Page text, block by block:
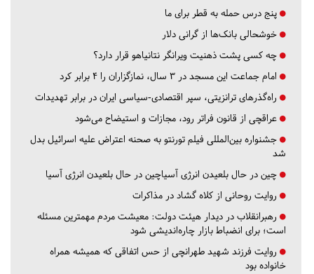
پنج درس‌ حمله به قطر برای ما
خوشحالی بانک‌ها از گرانی دلار
چه کسی پشت ذهنیت ویرانگر نتانیاهو قرار دارد؟
امام جماعت این مسجد در ۳ سال، نمازگزاران را ۴ برابر کرد
راه‌گذرهای ترانزیتی، سپر اقتصادی-سیاسی ایران در برابر تهدیدات
عراقچی از قانون فراتر رود، مجازات و استیضاح می‌شود
جشنواره بین‌المللی فیلم تورنتو به صحنه اعتراض علیه اسرائیل بدل
شد
چین در حال بلعیدن انرژی آسیاچین در حال بلعیدن انرژی آسیا
روایت روحانی از کلاه گشاد در مذاکرات
رهبرانقلاب در دیدار هیئت دولت: معیشت مردم مهمترین مسئله
است؛ برای انضباط بازار چاره‌اندیشی شود
روایت فرزند شهید طهرانچی از حس اتفاقی که همیشه همراه
خانواده بود